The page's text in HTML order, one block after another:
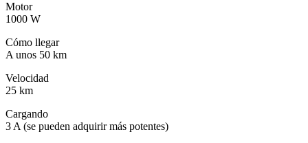
Motor
1000 W
Cómo llegar
A unos 50 km
Velocidad
25 km
Cargando
3 A (se pueden adquirir más potentes)